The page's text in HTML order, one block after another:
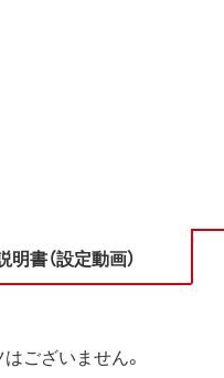
明書（設定動画）
ございません。